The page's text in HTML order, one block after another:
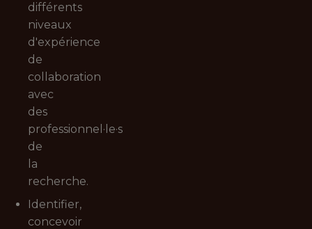
différents
niveaux
d'expérience
de
collaboration
avec
des
professionnel·le·s
de
la
recherche.
Identifier,
concevoir